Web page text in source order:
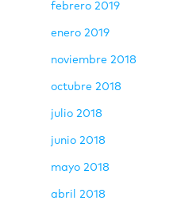
febrero 2019
enero 2019
noviembre 2018
octubre 2018
julio 2018
junio 2018
mayo 2018
abril 2018